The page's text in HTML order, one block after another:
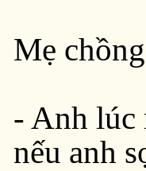
Mẹ
- Anh lúc
nếu anh